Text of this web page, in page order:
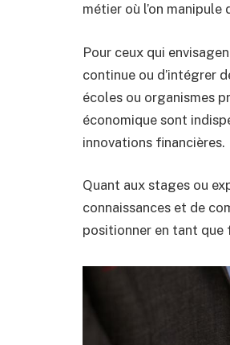
métier où l’on
Pour ceux qui
continue ou d’intégrer
écoles ou organismes
économique sont
innovations financières.
Quant aux stages ou
connaissances et de
positionner en tant